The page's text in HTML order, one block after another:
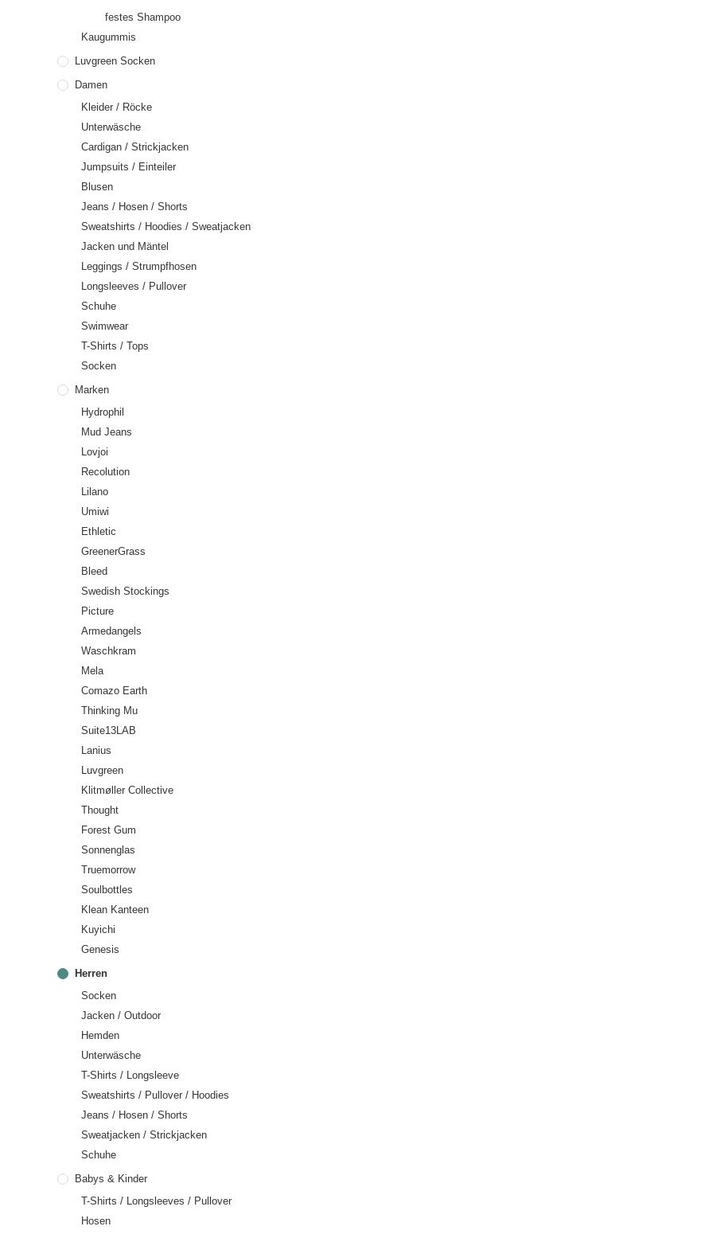
festes Shampoo
Kaugummis
Luvgreen Socken
Damen
Kleider / Röcke
Unterwäsche
Cardigan / Strickjacken
Jumpsuits / Einteiler
Blusen
Jeans / Hosen / Shorts
Sweatshirts / Hoodies / Sweatjacken
Jacken und Mäntel
Leggings / Strumpfhosen
Longsleeves / Pullover
Schuhe
Swimwear
T-Shirts / Tops
Socken
Marken
Hydrophil
Mud Jeans
Lovjoi
Recolution
Lilano
Umiwi
Ethletic
GreenerGrass
Bleed
Swedish Stockings
Picture
Armedangels
Waschkram
Mela
Comazo Earth
Thinking Mu
Suite13LAB
Lanius
Luvgreen
Klitmøller Collective
Thought
Forest Gum
Sonnenglas
Truemorrow
Soulbottles
Klean Kanteen
Kuyichi
Genesis
Herren
Socken
Jacken / Outdoor
Hemden
Unterwäsche
T-Shirts / Longsleeve
Sweatshirts / Pullover / Hoodies
Jeans / Hosen / Shorts
Sweatjacken / Strickjacken
Schuhe
Babys & Kinder
T-Shirts / Longsleeves / Pullover
Hosen